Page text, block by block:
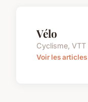
Vélo
Cyclisme,
Voir les